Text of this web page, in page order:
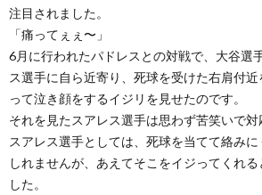
注目されました。
「痛ってぇぇ〜」
6月に行われたパドレスとの対戦で、大谷選
ス選手に自ら近寄り、死球を受けた右肩付
って泣き顔をするイジリを見せたのです。
それを見たスアレス選手は思わず苦笑いで対
スアレス選手としては、死球を当てて絡み
しれませんが、あえてそこをイジってくれ
した。